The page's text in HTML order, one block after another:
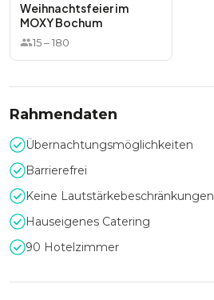
Weihnachtsfeier im
MOXY Bochum
15–180
Rahmendaten
Übernachtungsmöglichkeiten
Barrierefrei
Keine Lautstärkebeschränkungen
Hauseigenes Catering
90 Hotelzimmer